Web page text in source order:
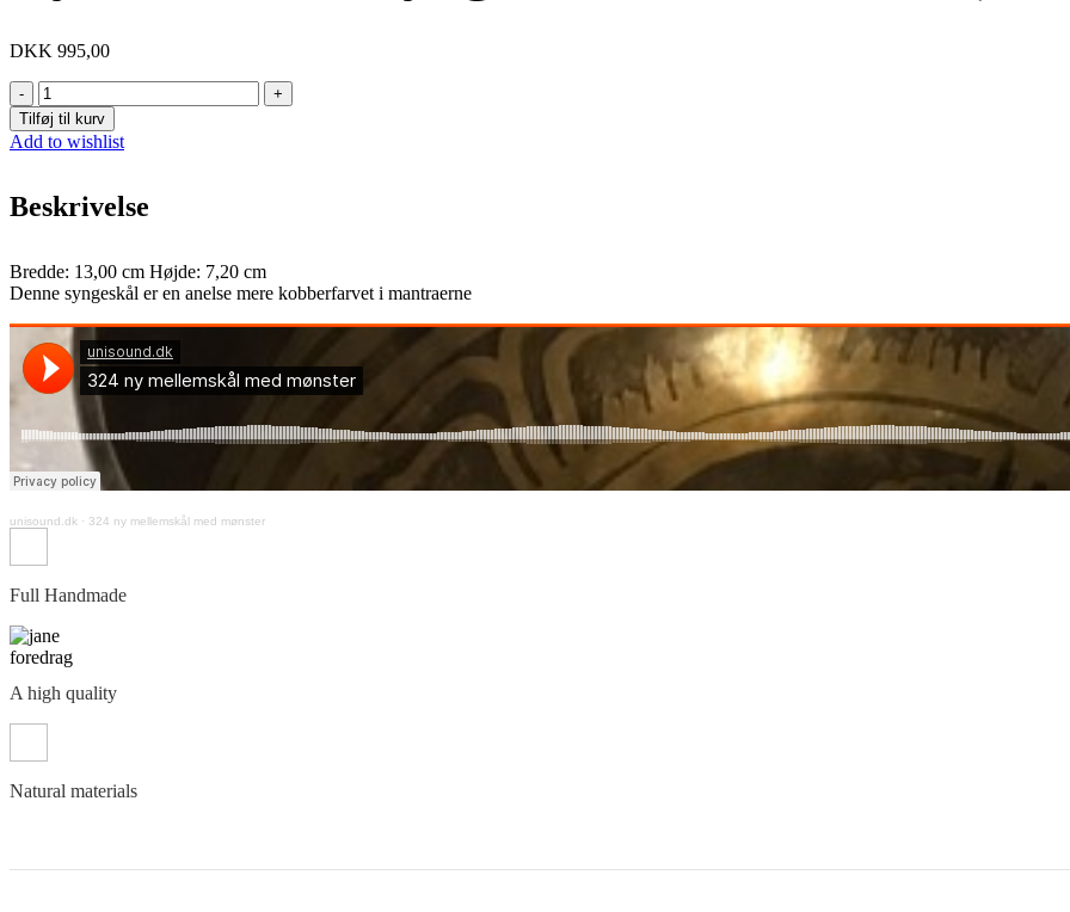
DKK 995,00
Ny
mellemstor
syngeskål
med
(324)
antal
Tilføj til kurv
Add to wishlist
Beskrivelse
Bredde: 13,00 cm Højde: 7,20 cm
Denne syngeskål er en anelse mere kobberfarvet i mantraerne
unisound.dk · 324 ny mellemskål med mønster
Full Handmade
A high quality
Natural materials